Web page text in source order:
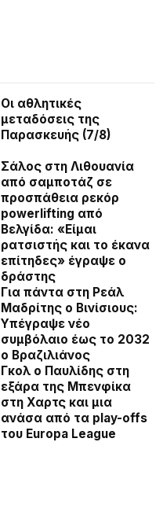
Οι αθλητικές
μεταδόσεις της
Παρασκευής (7/8)
Σάλος στη Λιθουανία
από σαμποτάζ σε
προσπάθεια ρεκόρ
powerlifting από
Βελγίδα: «Είμαι
ρατσιστής και το έκανα
επίτηδες» έγραψε ο
δράστης
Για πάντα στη Ρεάλ
Μαδρίτης ο Βινίσιους:
Yπέγραψε νέο
συμβόλαιο έως το 2032
ο Βραζιλιάνος
Γκολ ο Παυλίδης στη
εξάρα της Μπενφίκα
στη Χαρτς και μια
ανάσα από τα play-offs
του Europa League